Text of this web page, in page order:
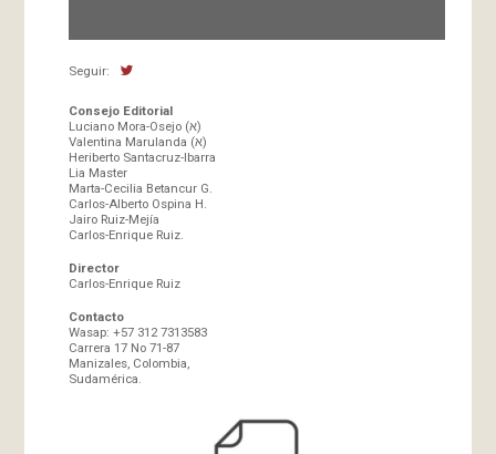
Seguir:
Consejo Editorial
Luciano Mora-Osejo (א)
Valentina Marulanda (א)
Heriberto Santacruz-Ibarra
Lia Master
Marta-Cecilia Betancur G.
Carlos-Alberto Ospina H.
Jairo Ruiz-Mejía
Carlos-Enrique Ruiz.
Director
Carlos-Enrique Ruiz
Contacto
Wasap: +57 312 7313583
Carrera 17 No 71-87
Manizales, Colombia,
Sudamérica.